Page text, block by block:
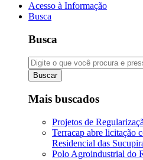
Acesso à Informação
Busca
Busca
Buscar
Mais buscados
Projetos de
Terracap abre licitação
Residencial das
Polo Agroindustrial do